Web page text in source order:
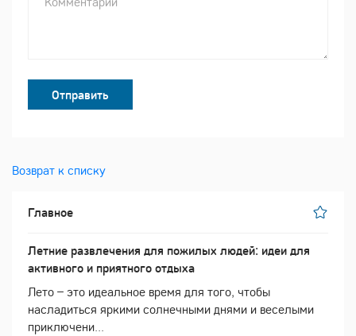
Отправить
Возврат к списку
Главное
Летние развлечения для пожилых людей: идеи для
активного и приятного отдыха
Лето – это идеальное время для того, чтобы
насладиться яркими солнечными днями и веселыми
приключени...